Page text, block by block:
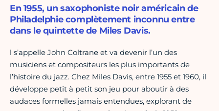
En 1955, un saxophoniste noir américain de
Philadelphie complètement inconnu entre
dans le quintette de Miles Davis.
l s’appelle John Coltrane et va devenir l’un des
musiciens et compositeurs les plus importants de
l’histoire du jazz. Chez Miles Davis, entre 1955 et 1960, il
développe petit à petit son jeu pour aboutir à des
audaces formelles jamais entendues, explorant de